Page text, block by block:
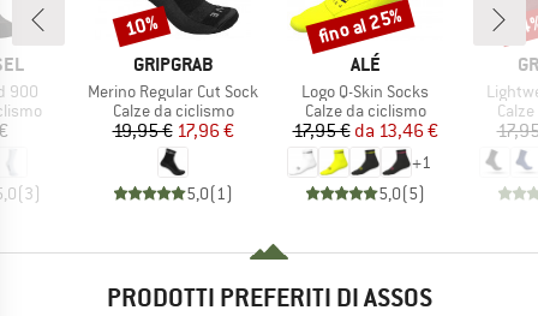
900
(3)
MARCHIO
GRIPGRAB
Articolo
Merino Regular Cut Sock
Gruppo di prodotti
Calze da ciclismo
Prezzo
19,95 €Prezzo ridotto
17,96 €
5,0(1 )
Sconto
10%
MARCHIO
ALÉ
Articolo
Logo Q-Skin Socks
Gruppo di prodotti
Calze da ciclismo
Prezzo
17,95 € Prezzo ridotto
da 13,46 €
+1
5,0(5)
Sconto
fino al 25%
Articolo
PRODOTTI PREFERITI DI ASSOS